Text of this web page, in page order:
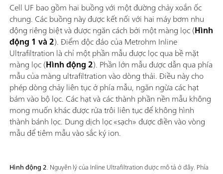
Cell UF bao gồm hai buồng với một đường chảy xoắn ốc
chung. Các buồng này được kết nối với hai máy bơm nhu
động riêng biệt và được ngăn cách bởi một màng lọc (Hình
động 1 và 2). Điểm độc đáo của Metrohm Inline
Ultrafiltration là chỉ một phần mẫu được lọc qua bề mặt
màng lọc (Hình động 2). Phần lớn mẫu được dẫn qua phía
mẫu của màng ultrafiltration vào dòng thải. Điều này cho
phép dòng chảy liên tục ở phía mẫu, ngăn ngừa các hạt
bám vào bộ lọc. Các hạt và các thành phần nền mẫu không
mong muốn khác được rửa trôi liên tục để không hình
thành bánh lọc. Dung dịch lọc «sạch» được điền vào vòng
mẫu để tiêm mẫu vào sắc ký ion.
Hình động 2. Nguyên lý của Inline Ultrafiltration được mô tả ở đây. Phía